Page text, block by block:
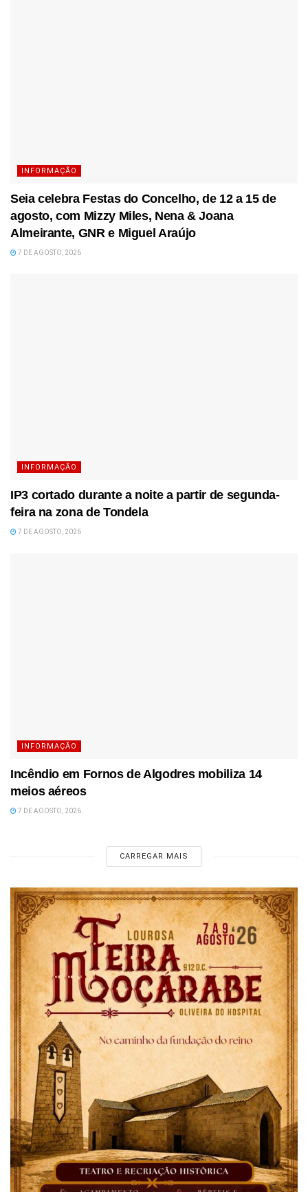
INFORMAÇÃO
Seia celebra Festas do Concelho, de 12 a 15 de
agosto, com Mizzy Miles, Nena & Joana
Almeirante, GNR e Miguel Araújo
7 DE AGOSTO, 2026
INFORMAÇÃO
IP3 cortado durante a noite a partir de segunda-
feira na zona de Tondela
7 DE AGOSTO, 2026
INFORMAÇÃO
Incêndio em Fornos de Algodres mobiliza 14
meios aéreos
7 DE AGOSTO, 2026
CARREGAR MAIS